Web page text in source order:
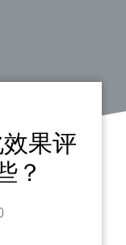
果评
？